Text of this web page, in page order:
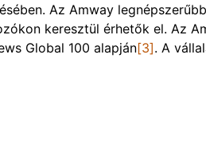
Az Amway
keresztül érhetők el. Az
Global 100 alapján[3]. A